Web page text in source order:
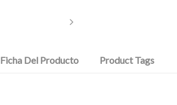
Ficha Del Producto Product Tags